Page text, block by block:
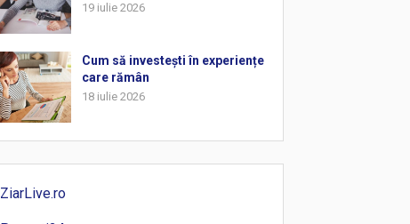
19 iulie 2026
Cum să investești în experiențe
care rămân
18 iulie 2026
ZiarLive.ro